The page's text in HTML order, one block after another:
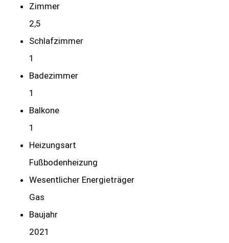
Zimmer
2,5
Schlafzimmer
1
Badezimmer
1
Balkone
1
Heizungsart
Fußbodenheizung
Wesentlicher Energieträger
Gas
Baujahr
2021